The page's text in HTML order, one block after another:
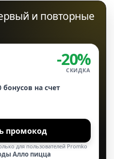
и повторные
-20%
СКИДКА
бонусов на счет
промокод
для пользователей Promko
Алло пицца